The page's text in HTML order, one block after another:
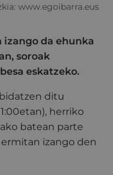
www.egoibarra.eus
izango da ehunka
soroak
eskatzeko.
ditu
herriko
batean parte
ermitan izango den